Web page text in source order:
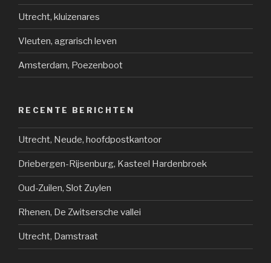
Utrecht, kluizenares
Vleuten, agrarisch leven
Amsterdam, Poezenboot
RECENTE BERICHTEN
Utrecht, Neude, hoofdpostkantoor
Driebergen-Rijsenburg, Kasteel Hardenbroek
Oud-Zuilen, Slot Zuylen
Rhenen, De Zwitsersche vallei
Utrecht, Damstraat